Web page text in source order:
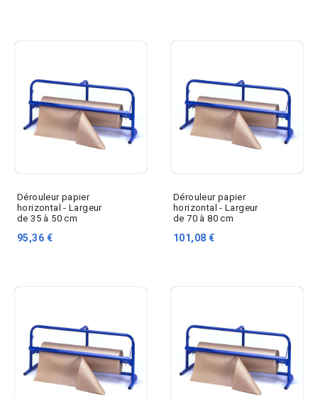
Dérouleur papier
horizontal - Largeur
de 35 à 50 cm
95,36 €
Dérouleur papier
horizontal - Largeur
de 70 à 80 cm
101,08 €